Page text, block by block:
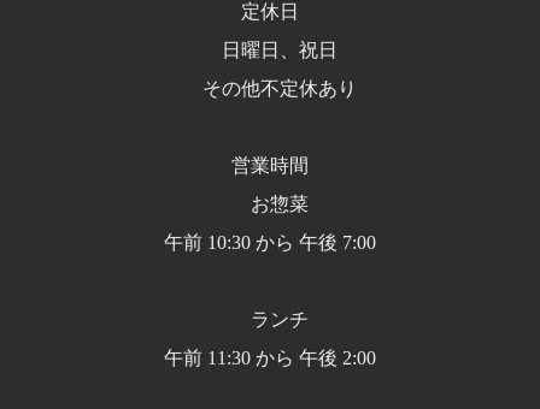
定休日
日曜日、祝日
その他不定休あり
営業時間
お惣菜
午前 10:30 から 午後 7:00
ランチ
午前 11:30 から 午後 2:00